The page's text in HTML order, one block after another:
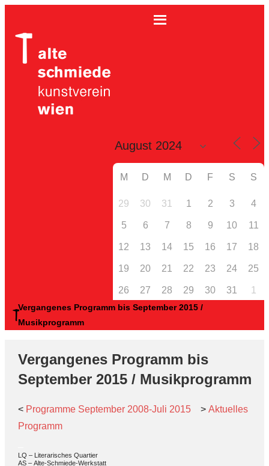
M D M D F S S
29 30 31 1 2 3 4
5 6 7 8 9 10 11
12 13 14 15 16 17 18
19 20 21 22 23 24 25
26 27 28 29 30 31 1
Vergangenes Programm bis September 2015 /
Musikprogramm
Vergangenes Programm bis
September 2015 / Musikprogramm
< Programme September 2008-Juli 2015> Aktuelles
Programm
LQ – Literarisches Quartier
AS – Alte-Schmiede-Werkstatt